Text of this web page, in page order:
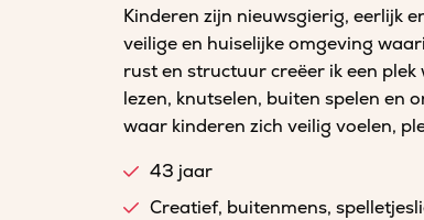
Kinderen zijn nieuwsgierig, eerlijk
veilige en huiselijke omgeving
rust en structuur creëer ik een
lezen, knutselen, buiten spelen en
waar kinderen zich veilig voelen,
43 jaar
Creatief, buitenmens,